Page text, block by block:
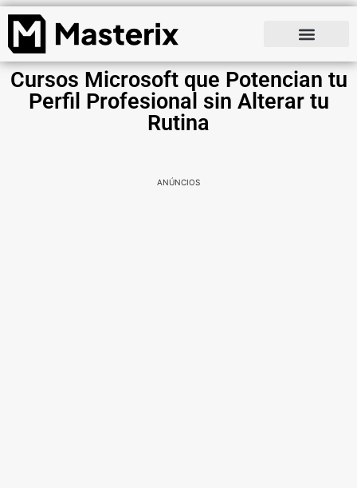
Cursos Microsoft que Potencian tu
Perfil Profesional sin Alterar tu
Rutina
ANÚNCIOS